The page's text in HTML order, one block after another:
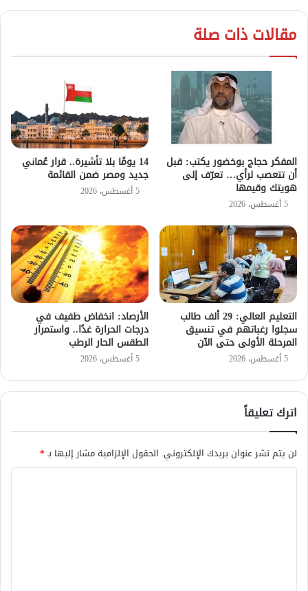
مقالات ذات صلة
المفكر حجاج بوخضور يكتب: قبل
أن تتعصب لرأي… تعرّف إلى
هويتك وقيمها
5 أغسطس، 2026
14 يومًا بلا تأشيرة.. قرار عُماني
جديد ومصر ضمن القائمة
5 أغسطس، 2026
التعليم العالي: 29 ألف طالب
سجلوا رغباتهم في تنسيق
المرحلة الأولى حتى الآن
5 أغسطس، 2026
الأرصاد: انخفاض طفيف في
درجات الحرارة غدًا.. واستمرار
الطقس الحار الرطب
5 أغسطس، 2026
اترك تعليقاً
لن يتم نشر عنوان بريدك الإلكتروني. الحقول الإلزامية مشار إليها بـ*